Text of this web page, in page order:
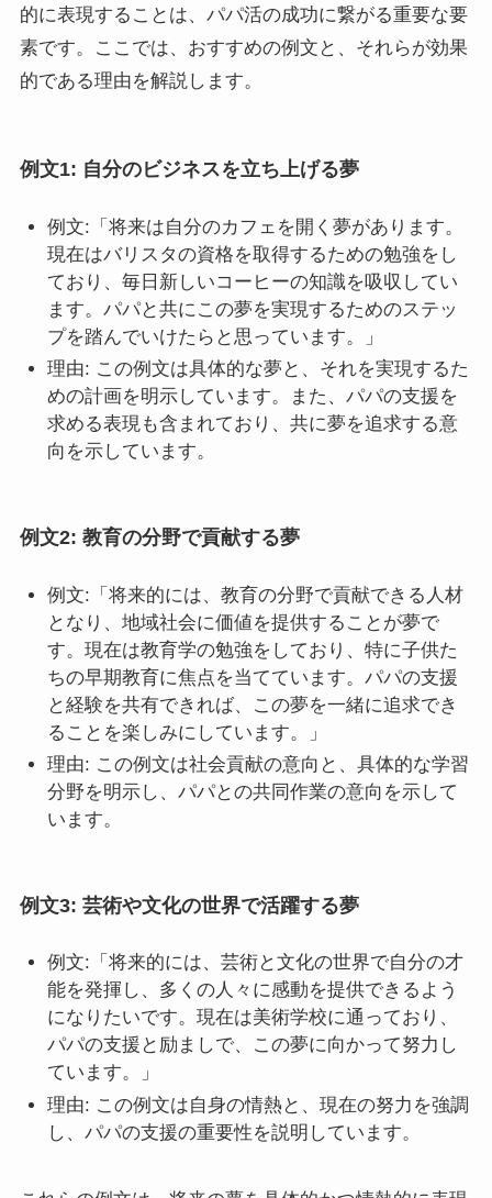
的に表現することは、パパ活の成功に繋がる重要な要
素です。ここでは、おすすめの例文と、それらが効果
的である理由を解説します。
例文1: 自分のビジネスを立ち上げる夢
例文:「将来は自分のカフェを開く夢があります。
現在はバリスタの資格を取得するための勉強をし
ており、毎日新しいコーヒーの知識を吸収してい
ます。パパと共にこの夢を実現するためのステッ
プを踏んでいけたらと思っています。」
理由: この例文は具体的な夢と、それを実現するた
めの計画を明示しています。また、パパの支援を
求める表現も含まれており、共に夢を追求する意
向を示しています。
例文2: 教育の分野で貢献する夢
例文:「将来的には、教育の分野で貢献できる人材
となり、地域社会に価値を提供することが夢で
す。現在は教育学の勉強をしており、特に子供た
ちの早期教育に焦点を当てています。パパの支援
と経験を共有できれば、この夢を一緒に追求でき
ることを楽しみにしています。」
理由: この例文は社会貢献の意向と、具体的な学習
分野を明示し、パパとの共同作業の意向を示して
います。
例文3: 芸術や文化の世界で活躍する夢
例文:「将来的には、芸術と文化の世界で自分の才
能を発揮し、多くの人々に感動を提供できるよう
になりたいです。現在は美術学校に通っており、
パパの支援と励ましで、この夢に向かって努力し
ています。」
理由: この例文は自身の情熱と、現在の努力を強調
し、パパの支援の重要性を説明しています。